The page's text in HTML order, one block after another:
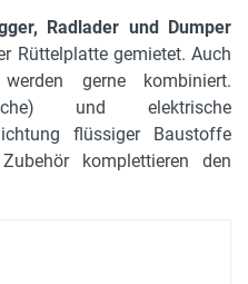
Radlader und Dumper
Rüttelplatte gemietet. Auch
gerne kombiniert.
und elektrische
flüssiger Baustoffe
komplettieren den